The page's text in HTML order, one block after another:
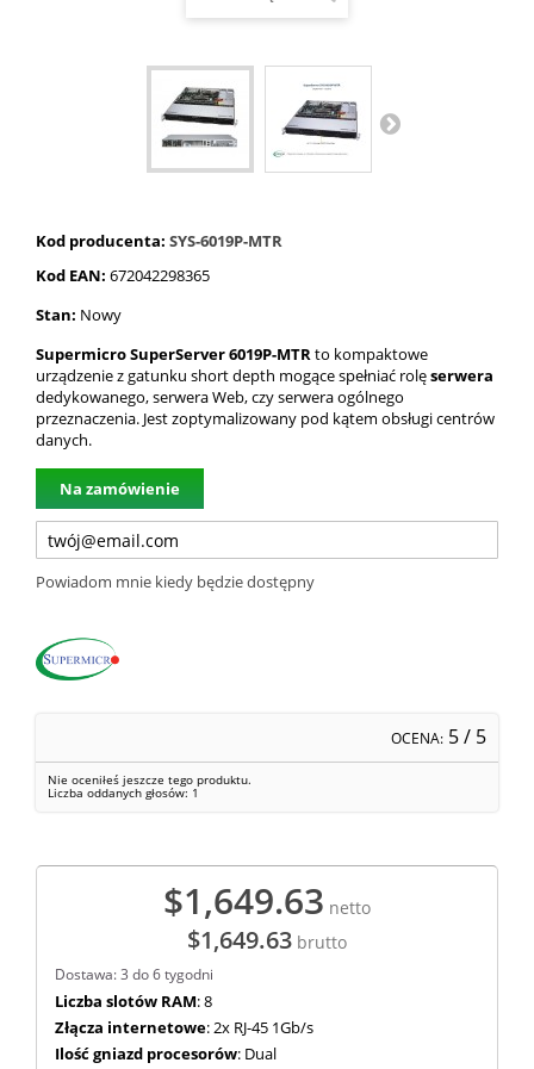
Kod producenta: SYS-6019P-MTR
Kod EAN: 672042298365
Stan: Nowy
Supermicro SuperServer 6019P-MTRto kompaktowe
urządzenie z gatunku short depth mogące spełniać rolęserwera
dedykowanego, serwera Web, czy serwera ogólnego
przeznaczenia. Jest zoptymalizowany pod kątem obsługi centrów
danych.
Na zamówienie
Powiadom mnie kiedy będzie dostępny
OCENA: 5/ 5
Nie oceniłeś jeszcze tego produktu.
Liczba oddanych głosów: 1
$1,649.63 netto
$1,649.63 brutto
Dostawa: 3 do 6 tygodni
Liczba slotów RAM: 8
Złącza internetowe: 2x RJ-45 1Gb/s
Ilość gniazd procesorów: Dual